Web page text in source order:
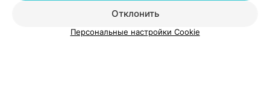
Отклонить
Персональные настройки Cookie